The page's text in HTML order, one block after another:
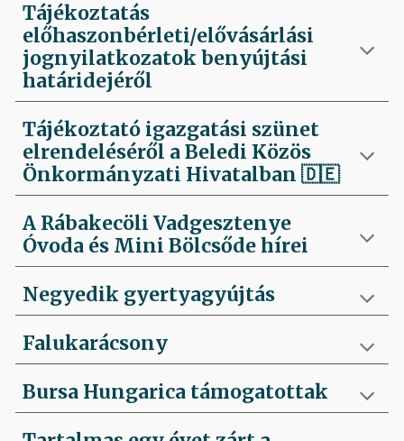
Tájékoztatás
előhaszonbérleti/elővásárlási
jognyilatkozatok benyújtási
határidejéről
Tájékoztató igazgatási szünet
elrendeléséről a Beledi Közös
Önkormányzati Hivatalban🇩🇪
A Rábakecöli Vadgesztenye
Óvoda és Mini Bölcsőde hírei
Negyedik gyertyagyújtás
Falukarácsony
Bursa Hungarica támogatottak